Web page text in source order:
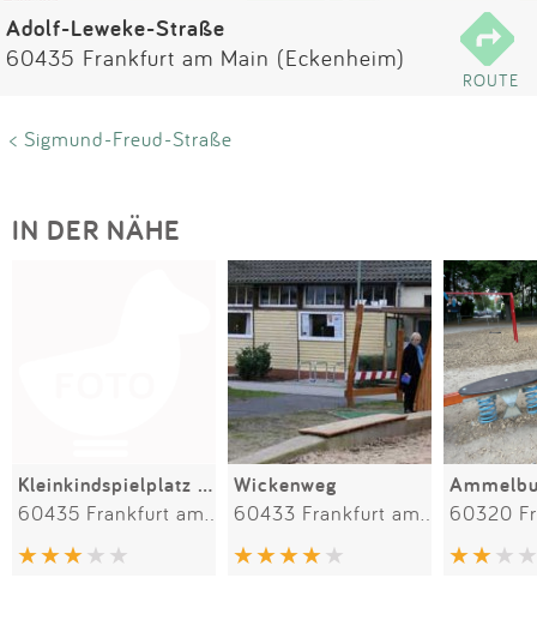
Anmelden
Adolf-Leweke-Straße
60435 Frankfurt am Main (Eckenheim)
ROUTE
< Sigmund-Freud-Straße
IN DER NÄHE
Kleinkindspielplatz Eckenheim Wickenweg